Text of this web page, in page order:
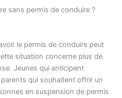
sans permis de conduire​ ?
le permis de conduire peut
situation concerne plus de
Jeunes qui anticipent
qui souhaitent offrir un
en suspension de permis